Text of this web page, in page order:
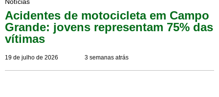
Acidentes de motocicleta em Campo
Grande: jovens representam 75% das
vítimas
19 de julho de 2026 3 semanas atrás